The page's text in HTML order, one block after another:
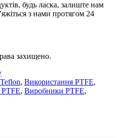
будь ласка, залиште нам
з нами протягом 24
захищено.
, Використання PTFE,
, Виробники PTFE,